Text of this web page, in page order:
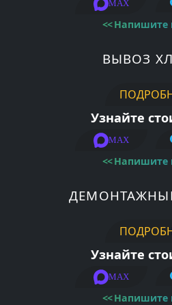
MAX
<<Напишите
ВЫВОЗ
Узнайте
MAX
<<Напишите
Узнайте
MAX
<<Напишите